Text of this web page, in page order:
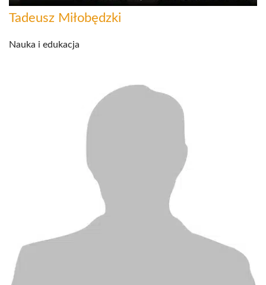
Tadeusz Miłobędzki
Nauka i edukacja